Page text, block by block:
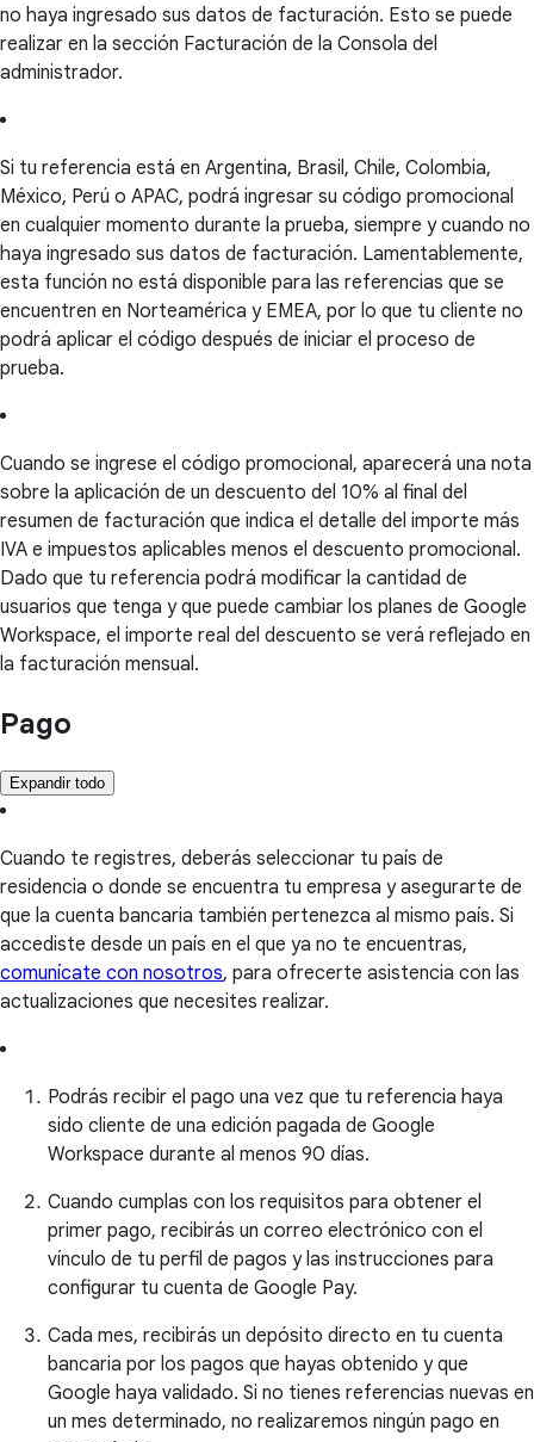
no haya ingresado sus datos de facturación. Esto se puede
realizar en la sección Facturación de la Consola del
administrador.
Si tu referencia está en Argentina, Brasil, Chile, Colombia,
México, Perú o APAC, podrá ingresar su código promocional
en cualquier momento durante la prueba, siempre y cuando no
haya ingresado sus datos de facturación. Lamentablemente,
esta función no está disponible para las referencias que se
encuentren en Norteamérica y EMEA, por lo que tu cliente no
podrá aplicar el código después de iniciar el proceso de
prueba.
Cuando se ingrese el código promocional, aparecerá una nota
sobre la aplicación de un descuento del 10% al final del
resumen de facturación que indica el detalle del importe más
IVA e impuestos aplicables menos el descuento promocional.
Dado que tu referencia podrá modificar la cantidad de
usuarios que tenga y que puede cambiar los planes de Google
Workspace, el importe real del descuento se verá reflejado en
la facturación mensual.
Pago
Expandir todo
Cuando te registres, deberás seleccionar tu país de
residencia o donde se encuentra tu empresa y asegurarte de
que la cuenta bancaria también pertenezca al mismo país. Si
accediste desde un país en el que ya no te encuentras,
comunícate con nosotros, para ofrecerte asistencia con las
actualizaciones que necesites realizar.
Podrás recibir el pago una vez que tu referencia haya
sido cliente de una edición pagada de Google
Workspace durante al menos 90 días.
Cuando cumplas con los requisitos para obtener el
primer pago, recibirás un correo electrónico con el
vínculo de tu perfil de pagos y las instrucciones para
configurar tu cuenta de Google Pay.
Cada mes, recibirás un depósito directo en tu cuenta
bancaria por los pagos que hayas obtenido y que
Google haya validado. Si no tienes referencias nuevas en
un mes determinado, no realizaremos ningún pago en